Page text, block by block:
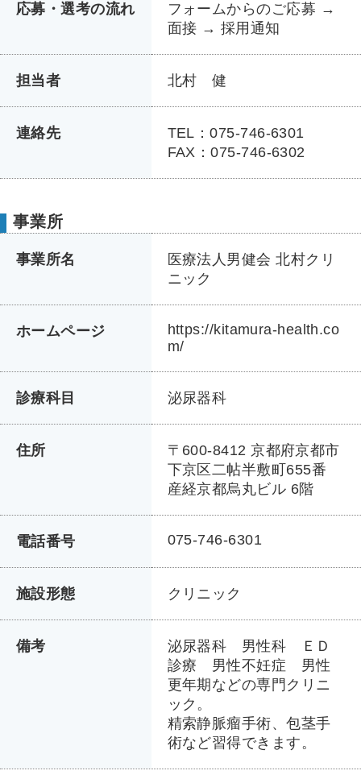
応募・選考の流れ
フォームからのご応募 →
面接 → 採用通知
担当者 北村 健
連絡先
TEL：075-746-6301
FAX：075-746-6302
事業所
事業所名
医療法人男健会 北村クリ
ニック
ホームページ
https://kitamura-health.co
m/
診療科目 泌尿器科
住所
〒600-8412 京都府京都市
下京区二帖半敷町655番
産経京都烏丸ビル 6階
電話番号 075-746-6301
施設形態 クリニック
備考
泌尿器科 男性科 ＥＤ
診療 男性不妊症 男性
更年期などの専門クリニ
ック。
精索静脈瘤手術、包茎手
術など習得できます。